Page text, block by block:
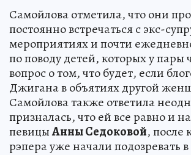
Самойлова отметила, что они
постоянно встречаться с экс-
мероприятиях и почти
по поводу детей, которых у пары
вопрос о том, что будет, если
Джигана в объятиях другой
Самойлова также ответила
призналась, что ей все равно и
певицыАнны Седоковой, после
рэпера уже начали подозревать